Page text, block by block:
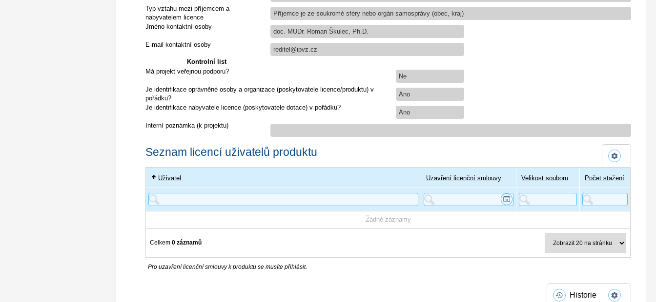
Typ vztahu mezi příjemcem a
nabyvatelem licence
Příjemce je ze soukromé sféry nebo orgán samosprávy (obec, kraj)
Jméno kontaktní osoby
doc. MUDr. Roman Škulec, Ph.D.
E-mail kontaktní osoby
reditel@ipvz.cz
Kontrolní list
Má projekt veřejnou podporu?
Ne
Je identifikace oprávněné osoby a organizace (poskytovatele licence/produktu) v
pořádku?
Ano
Je identifikace nabyvatele licence (poskytovatele dotace) v pořádku?
Ano
Interní poznámka (k projektu)
Seznam licencí uživatelů produktu
Uživatel Uzavření licenční smlouvy Velikost souboru Počet stažení
Žádné záznamy
Celkem 0 záznamů
Pro uzavření licenční smlouvy k produktu se musíte přihlásit.
Historie